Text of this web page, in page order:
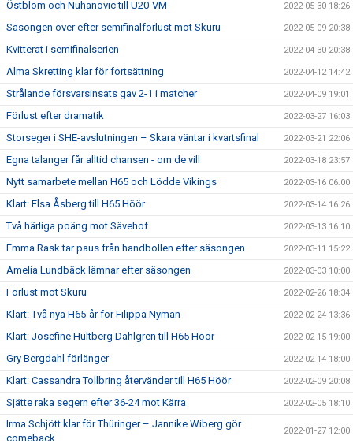
Östblom och Nuhanovic till U20-VM 2022-05-30 18:26
Säsongen över efter semifinalförlust mot Skuru 2022-05-09 20:38
Kvitterat i semifinalserien 2022-04-30 20:38
Alma Skretting klar för fortsättning 2022-04-12 14:42
Strålande försvarsinsats gav 2-1 i matcher 2022-04-09 19:01
Förlust efter dramatik 2022-03-27 16:03
Storseger i SHE-avslutningen – Skara väntar i kvartsfinal 2022-03-21 22:06
Egna talanger får alltid chansen - om de vill 2022-03-18 23:57
Nytt samarbete mellan H65 och Lödde Vikings 2022-03-16 06:00
Klart: Elsa Åsberg till H65 Höör 2022-03-14 16:26
Två härliga poäng mot Sävehof 2022-03-13 16:10
Emma Rask tar paus från handbollen efter säsongen 2022-03-11 15:22
Amelia Lundbäck lämnar efter säsongen 2022-03-03 10:00
Förlust mot Skuru 2022-02-26 18:34
Klart: Två nya H65-år för Filippa Nyman 2022-02-24 13:36
Klart: Josefine Hultberg Dahlgren till H65 Höör 2022-02-15 19:00
Gry Bergdahl förlänger 2022-02-14 18:00
Klart: Cassandra Tollbring återvänder till H65 Höör 2022-02-09 20:08
Sjätte raka segern efter 36-24 mot Kärra 2022-02-05 18:10
Irma Schjött klar för Thüringer – Jannike Wiberg gör
comeback
2022-01-27 12:00